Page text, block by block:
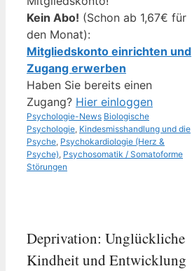
Kein Abo! (Schon ab 1,67€ für
den Monat):
Mitgliedskonto einrichten und
Zugang erwerben
Haben Sie bereits einen
Zugang? Hier einloggen
Kategorien
Psychologie-News Schlagwörter
Biologische
Psychologie, Kindesmisshandlung und die
Psyche, Psychokardiologie (Herz &
Psyche), Psychosomatik / Somatoforme
Störungen
Deprivation: Unglückliche
Kindheit und Entwicklung